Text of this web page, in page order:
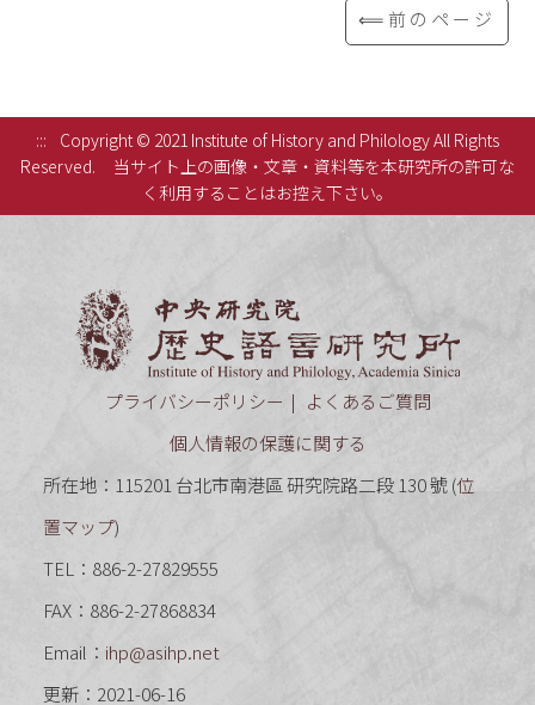
⟸前のページ
:::
Copyright © 2021 Institute of History and Philology All Rights
Reserved.
当サイト上の画像・文章・資料等を本研究所の許可な
く利用することはお控え下さい。
プライバシーポリシー
よくあるご質問
個人情報の保護に関する
所在地：115201 台北市南港區 研究院路二段 130 號 (位
置マップ)
TEL：886-2-27829555
FAX：886-2-27868834
Email： ihp@asihp.net
更新：2021-06-16